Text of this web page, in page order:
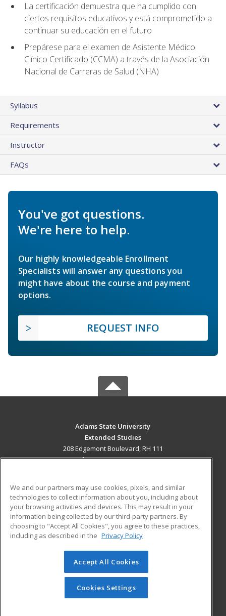
La certificación demuestra que ha cumplido con
ciertos requisitos educativos y está comprometido a
continuar su educación en el futuro
Prepárese para el examen de Asistente Médico
Clínico Certificado (CCMA) a través de la Asociación
Nacional de Carreras de Salud (NHA)
Syllabus
Requirements
Instructor
FAQs
You've got questions.
We're here to help.
Our highly knowledgeable Enrollment
Specialists will answer any questions you
might have about the course and payment
options.
REQUEST INFO
Adams State University
Extended Studies
208 Edgemont Boulevard, RH 111
Alamosa, CO 81102 US
Career Training
ADDITIONAL RESOURCES
Military
Help
Student Blog
© 2026 ed2go, a division of Cengage Learning. All rights
reserved. The material on this site cannot be reproduced or
redistributed unless you have obtained prior written
permission from Cengage Learning.Privacy Policy
We and our partners may use cookies, pixels, and similar
technologies to collect information about you, including about
your browsing activities and devices. This may result in your
information being collected by our third-party partners. By
choosing to "Accept All Cookies", you agree to these practices,
including as described in the Privacy Policy
Accept All Cookies
Cookies Settings